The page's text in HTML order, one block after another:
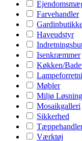
Farvehandler
Haveudstyr
Isenkræmmer
Køkken/
Møbler
Miljø
Mosaikgalleri
Sikkerhed
Værktøj